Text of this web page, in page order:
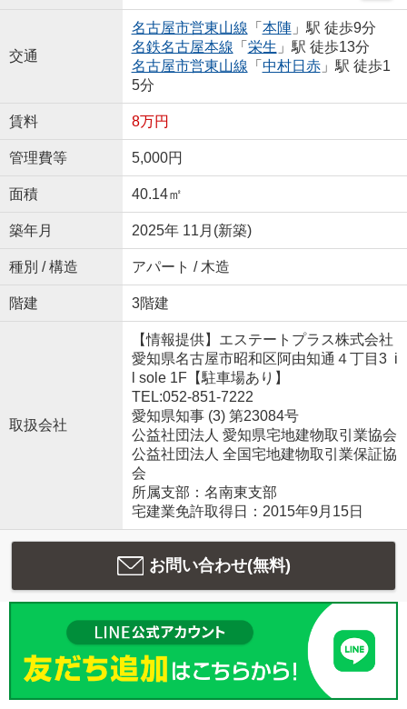
交通
名古屋市営東山線 「 本陣」駅 徒歩9分
名鉄名古屋本線 「 栄生 」駅 徒歩13分
名古屋市営東山線 「 中村日赤」駅 徒歩1
5分
賃料 8万円
管理費等 5,000円
面積 40.14㎡
築年月 2025年 11月(新築)
種別 / 構造 アパート / 木造
階建 3階建
取扱会社
【情報提供】エステートプラス株式会社
愛知県名古屋市昭和区阿由知通４丁目3 i
l sole 1F【駐車場あり】
TEL:052-851-7222
愛知県知事 (3) 第23084号
公益社団法人 愛知県宅地建物取引業協会
公益社団法人 全国宅地建物取引業保証協
会
所属支部：名南東支部
宅建業免許取得日：2015年9月15日
お問い合わせ(無料)